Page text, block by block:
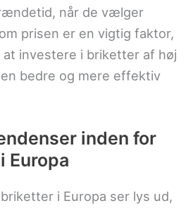
når de vælger
prisen er en vigtig faktor,
investere i briketter af høj
bedre og mere effektiv
inden for
i Europa ser lys ud,